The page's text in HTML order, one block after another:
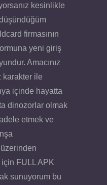
kesinlikle
firmasının
yeni giriş
Amacınız
karakter ile
içinde hayatta
dinozorlar olmak
etmek ve
FULL APK
sunuyorum bu